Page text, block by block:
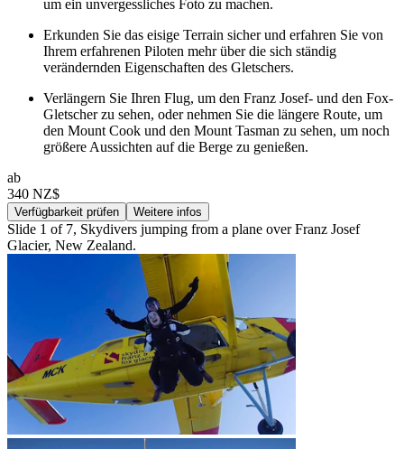
um ein unvergessliches Foto zu machen.
Erkunden Sie das eisige Terrain sicher und erfahren Sie von
Ihrem erfahrenen Piloten mehr über die sich ständig
verändernden Eigenschaften des Gletschers.
Verlängern Sie Ihren Flug, um den Franz Josef- und den Fox-
Gletscher zu sehen, oder nehmen Sie die längere Route, um
den Mount Cook und den Mount Tasman zu sehen, um noch
größere Aussichten auf die Berge zu genießen.
ab
340 NZ$
Verfügbarkeit prüfen Weitere infos
Slide 1 of 7, Skydivers jumping from a plane over Franz Josef
Glacier, New Zealand.